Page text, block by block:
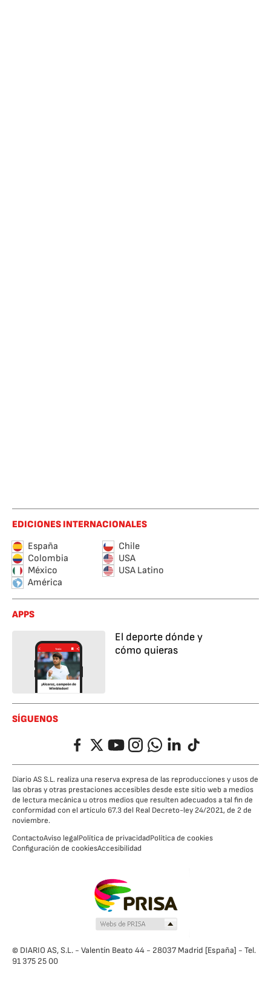
EDICIONES INTERNACIONALES
España
Chile
Colombia
USA
México
USA Latino
América
APPS
El deporte dónde y
cómo quieras
SÍGUENOS
FacebookTwitterYouTubeInstagramWhatsappLinkedIn
TikTok
Diario AS S.L. realiza una reserva expresa de las reproducciones y usos de
las obras y otras prestaciones accesibles desde este sitio web a medios
de lectura mecánica u otros medios que resulten adecuados a tal fin de
conformidad con el artículo 67.3 del Real Decreto-ley 24/2021, de 2 de
noviembre.
ContactoAviso legalPolítica de privacidadPolítica de cookies
Configuración de cookiesAccesibilidad
© DIARIO AS, S.L. - Valentín Beato 44 - 28037 Madrid [España] - Tel.
91 375 25 00